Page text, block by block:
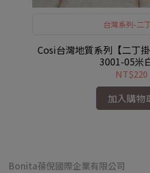
台灣系列-二
Cosi台灣地質系列【二丁
3001-05米
NT$220
加入購物
Bonita葆倪國際企業有限公司